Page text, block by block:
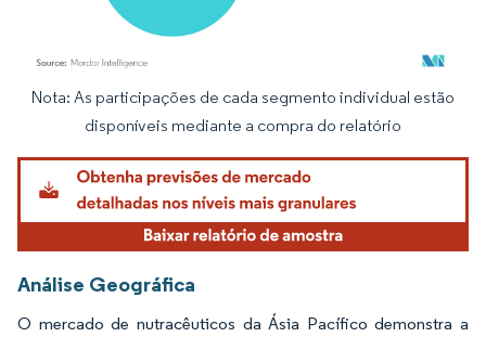
Imagem © Mordor Intelligence. O reuso requer atribuição conforme CC BY 4.0.
Nota: As participações de cada segmento individual estão
disponíveis mediante a compra do relatório
Análise Geográfica
O mercado de nutracêuticos da Ásia Pacífico demonstra a